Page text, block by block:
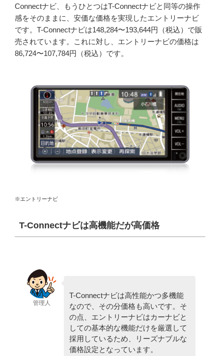
Connectナビ、もうひとつはT-Connectナビと同等の操作
感をそのままに、安価な価格を実現したエントリーナビ
です。T-Connectナビは148,284〜193,644円（税込）で販
売されています。これに対し、エントリーナビの価格は
86,724〜107,784円（税込）です。
※エントリーナビ
T-Connectナビは高機能だが高価格
管理人
T-Connectナビは高性能かつ多機能
なので、その分価格も高いです。そ
の点、エントリーナビはカーナビと
しての基本的な機能だけを厳選して
採用しているため、リーズナブルな
価格設定となっています。